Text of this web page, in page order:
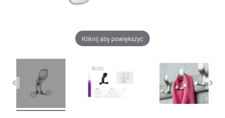
Kliknij aby powiększyć